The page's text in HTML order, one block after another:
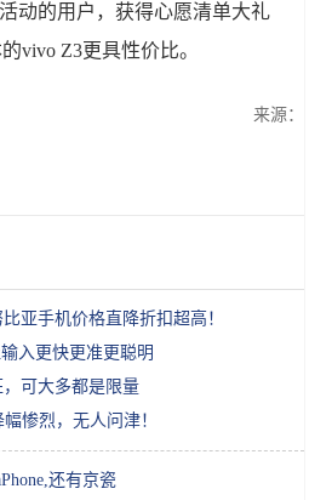
动的用户，获得心愿清单大礼
vivo Z3更具性价比。
来源：
亚手机价格直降折扣超高！
入更快更准更聪明
可大多都是限量
惨烈，无人问津！
还有京瓷